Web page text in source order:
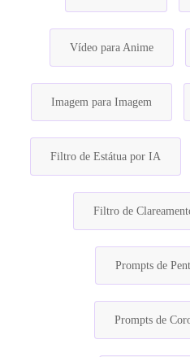
Vídeo para Anime
Imagem para Imagem
Filtro de Estátua por IA
Filtro de
Prompts de
Prompts de